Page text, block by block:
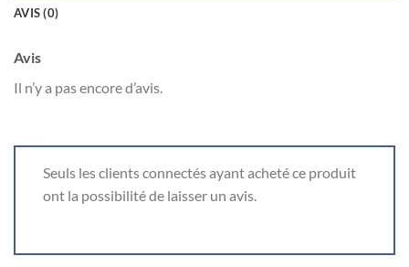
AVIS (0)
Avis
Il n’y a pas encore d’avis.
Seuls les clients connectés ayant acheté ce produit
ont la possibilité de laisser un avis.